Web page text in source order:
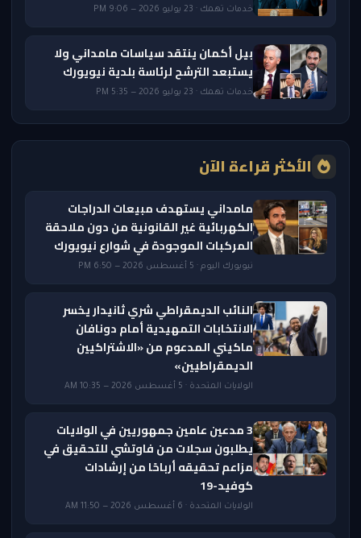
خدمات تهمك · 23 يوليو 2026 — 9:06 PM
بيل أكمان ينتقد سياسات مامداني ولا
يستبعد الترشح لرئاسة بلدية نيويورك
خدمات تهمك · 23 يوليو 2026 — 5:35 PM
الأكثر قراءة الآن
مامداني يستهدف مبيعات الدراجات
الكهربائية غير القانونية من دون ملاحقة
المركبات الموجودة في شوارع نيويورك
نيويورك اليوم · 5 أغسطس 2026 — 6:50 PM
النائب الديمقراطي شري ثانيدار يخسر
الانتخابات التمهيدية أمام دونافان
ماكيني المدعوم من «الاشتراكيين
الديمقراطيين»
الولايات المتحدة · 5 أغسطس 2026 — 10:35 AM
3 مدعين عامين جمهوريين في الولايات
يطلبون سجلات من فاوتشي للتحقيق في
مزاعم تحقيقه أرباحًا من إرشادات
كوفيد-19
الولايات المتحدة · 6 أغسطس 2026 — 11:50 AM